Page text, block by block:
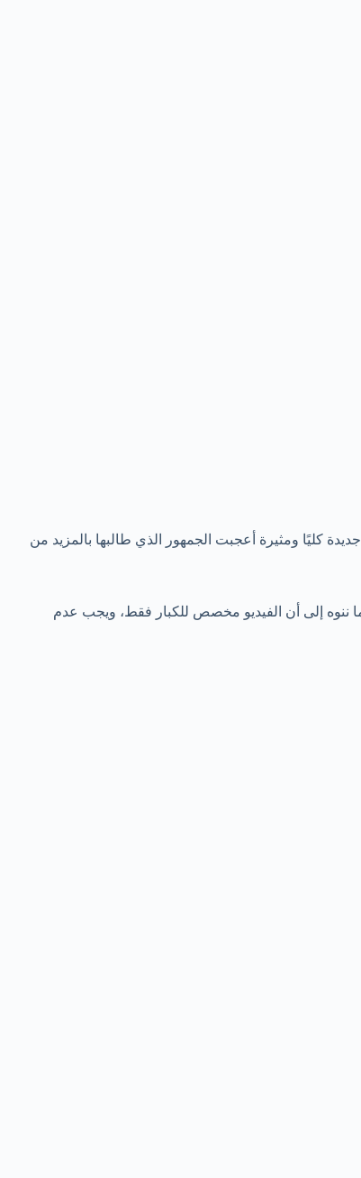
كليًا ومثيرة أعجبت الجمهور الذي طالبها بالمزيد من
كامل بجودة عالية. كما ننوه إلى أن الفيديو مخصص للكبار فقط، ويجب عدم